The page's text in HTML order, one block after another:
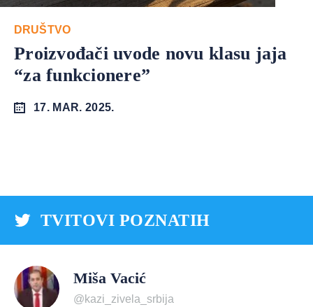
DRUŠTVO
Proizvođači uvode novu klasu jaja
“za funkcionere”
17. MAR. 2025.
TVITOVI POZNATIH
Miša Vacić
@kazi_zivela_srbija